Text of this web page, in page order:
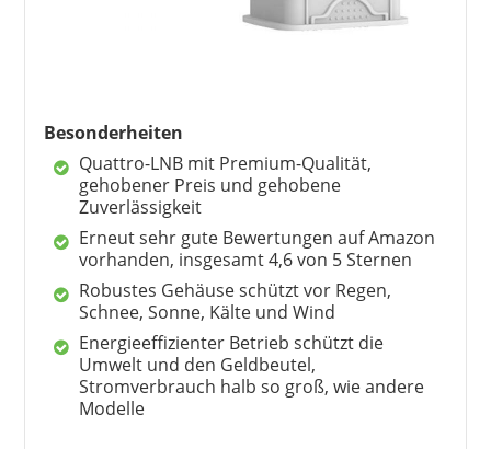
Besonderheiten
Quattro-LNB mit Premium-Qualität,
gehobener Preis und gehobene
Zuverlässigkeit
Erneut sehr gute Bewertungen auf Amazon
vorhanden, insgesamt 4,6 von 5 Sternen
Robustes Gehäuse schützt vor Regen,
Schnee, Sonne, Kälte und Wind
Energieeffizienter Betrieb schützt die
Umwelt und den Geldbeutel,
Stromverbrauch halb so groß, wie andere
Modelle